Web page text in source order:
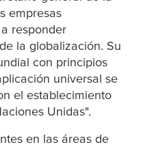
empresas
responder
la globalización. Su
con principios
universal se
el establecimiento
Unidas".
en las áreas de